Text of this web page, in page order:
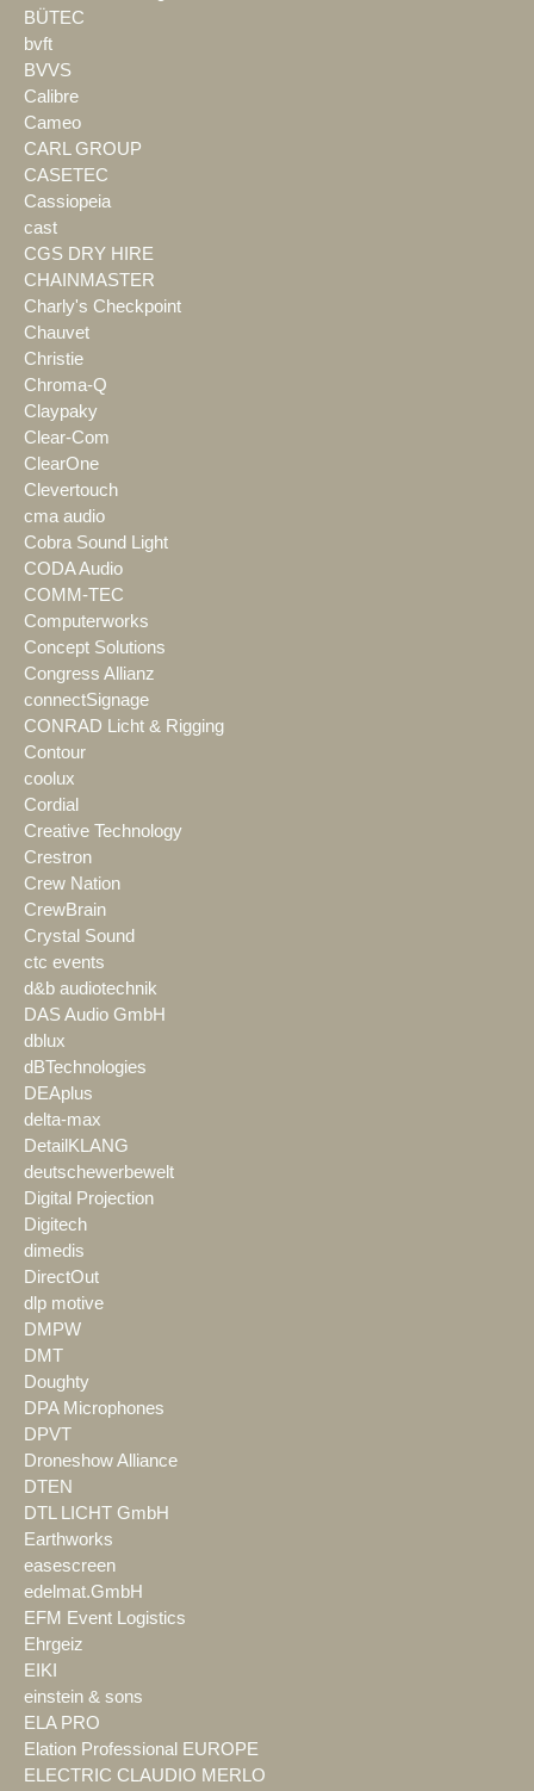
BÜTEC
bvft
BVVS
Calibre
Cameo
CARL GROUP
CASETEC
Cassiopeia
cast
CGS DRY HIRE
CHAINMASTER
Charly's Checkpoint
Chauvet
Christie
Chroma-Q
Claypaky
Clear-Com
ClearOne
Clevertouch
cma audio
Cobra Sound Light
CODA Audio
COMM-TEC
Computerworks
Concept Solutions
Congress Allianz
connectSignage
CONRAD Licht & Rigging
Contour
coolux
Cordial
Creative Technology
Crestron
Crew Nation
CrewBrain
Crystal Sound
ctc events
d&b audiotechnik
DAS Audio GmbH
dblux
dBTechnologies
DEAplus
delta-max
DetailKLANG
deutschewerbewelt
Digital Projection
Digitech
dimedis
DirectOut
dlp motive
DMPW
DMT
Doughty
DPA Microphones
DPVT
Droneshow Alliance
DTEN
DTL LICHT GmbH
Earthworks
easescreen
edelmat.GmbH
EFM Event Logistics
Ehrgeiz
EIKI
einstein & sons
ELA PRO
Elation Professional EUROPE
ELECTRIC CLAUDIO MERLO